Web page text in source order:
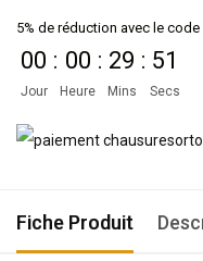
5% de réduction avec le code
00
Jour
: 00
Heure
: 29
Mins
: 51
Secs
Fiche Produit